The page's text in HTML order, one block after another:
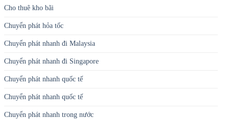
Cho thuê kho bãi
Chuyển phát hỏa tốc
Chuyển phát nhanh đi Malaysia
Chuyển phát nhanh đi Singapore
Chuyển phát nhanh quốc tế
Chuyển phát nhanh quốc tế
Chuyển phát nhanh trong nước